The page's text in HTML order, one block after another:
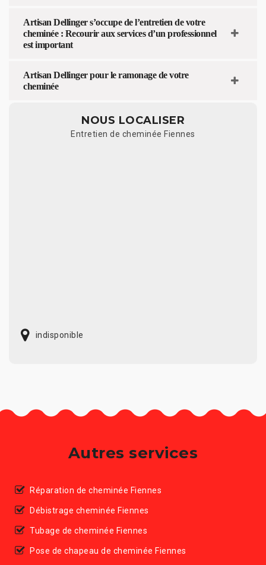
Artisan Dellinger s’occupe de l’entretien de votre
cheminée : Recourir aux services d’un professionnel
est important
Artisan Dellinger pour le ramonage de votre
cheminée
NOUS LOCALISER
Entretien de cheminée Fiennes
indisponible
Autres services
Réparation de cheminée Fiennes
Débistrage cheminée Fiennes
Tubage de cheminée Fiennes
Pose de chapeau de cheminée Fiennes